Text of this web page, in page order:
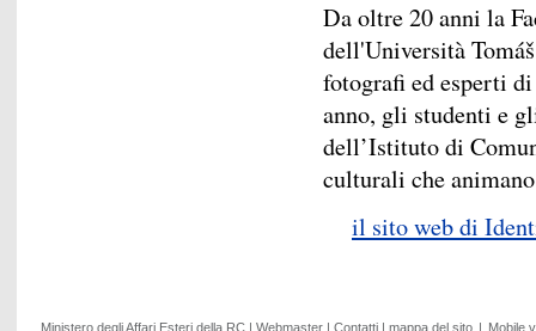
Da oltre 20 anni la
dell'Università
fotografi ed esperti
anno, gli studenti e
dell’Istituto di
culturali che
il sito web di
Ministero degli Affari Esteri della RC | Webmaster | Contatti | mappa del sito | Mobile